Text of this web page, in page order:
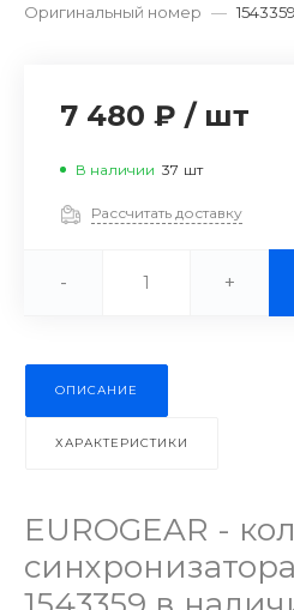
Оригинальный номер — 1543359
7 480 ₽ / шт
В наличии 37 шт
Рассчитать доставку
- +
ОПИСАНИЕ
ХАРАКТЕРИСТИКИ
EUROGEAR -